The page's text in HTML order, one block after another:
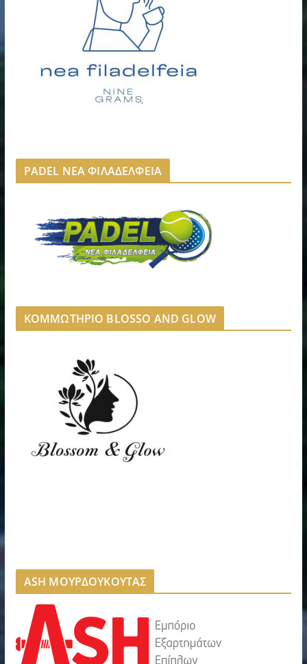
PADEL ΝΕΑ ΦΙΛΑΔΕΛΦΕΙΑ
ΚΟΜΜΩΤΗΡΙΟ BLOSSO AND GLOW
ASH ΜΟΥΡΔΟΥΚΟΥΤΑΣ